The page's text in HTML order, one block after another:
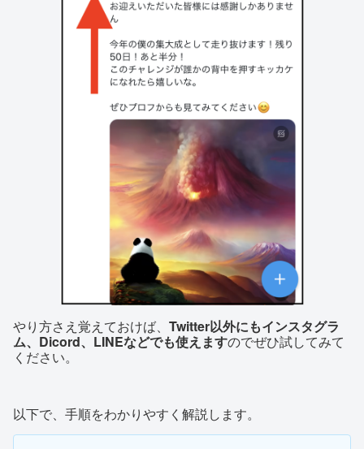
やり方さえ覚えておけば、 Twitter以外にもインスタグラ
ム、Dicord、LINEなどでも使えますのでぜひ試してみて
ください。
以下で、手順をわかりやすく解説します。